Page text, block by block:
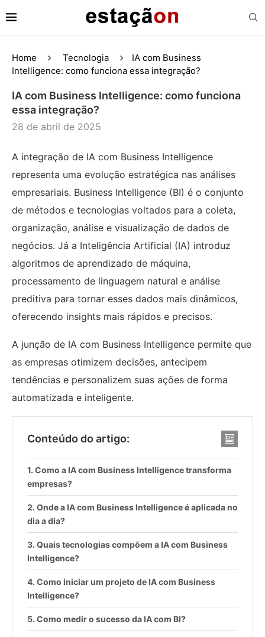
Home Tecnologia
IA com Business
Intelligence: como funciona essa integração?
IA com Business Intelligence: como funciona
essa integração?
28 de abril de 2025
A integração de IA com Business Intelligence
representa uma evolução estratégica nas análises
empresariais. Business Intelligence (BI) é o conjunto
de métodos e tecnologias voltados para a coleta,
organização, análise e visualização de dados de
negócios. Já a Inteligência Artificial (IA) introduz
algoritmos de aprendizado de máquina,
processamento de linguagem natural e análise
preditiva para tornar esses dados mais dinâmicos,
oferecendo insights mais rápidos e precisos.
A junção de IA com Business Intelligence permite que
as empresas otimizem decisões, antecipem
tendências e personalizem suas ações de forma
automatizada e inteligente.
Conteúdo do artigo:
Como a IA com Business Intelligence transforma
empresas?
Onde a IA com Business Intelligence é aplicada no
dia a dia?
Quais tecnologias compõem a IA com Business
Intelligence?
Como iniciar um projeto de IA com Business
Intelligence?
Como medir o sucesso da IA com BI?